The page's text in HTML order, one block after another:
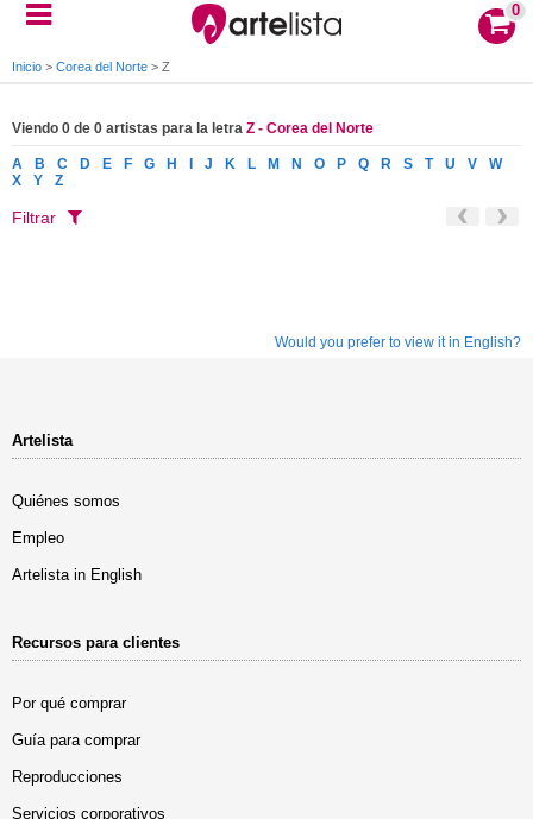
0
Inicio > Corea del Norte > Z
Viendo 0 de 0 artistas para la letra Z - Corea del Norte
A B C D E F G H J K L M N O P Q R S T U V
W
X
Y Z
Filtrar
Would you prefer to view it in English?
Artelista
Quiénes somos
Empleo
Artelista in English
Recursos para clientes
Por qué comprar
Guía para comprar
Reproducciones
Servicios corporativos